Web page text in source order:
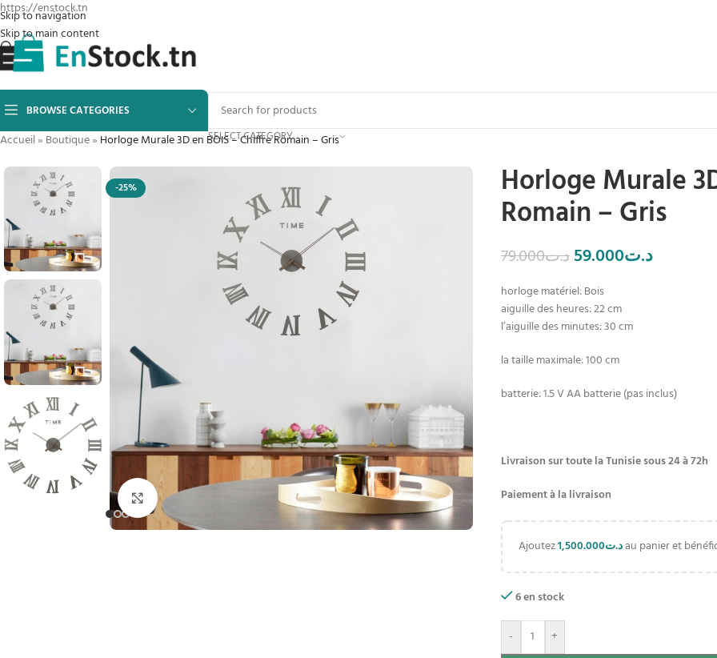
https://enstock.tn
Skip to navigation
Skip to main content
BROWSE CATEGORIES
SELECT CATEGORY
Accueil» Boutique» Horloge Murale 3D en BOIS – Chiffre Romain – Gris
-25%
Click to enlarge
Horloge Murale
Romain – Gris
د.ت79.000 د.ت59.000
horloge matériel: Bois
aiguille des heures: 22 cm
l’aiguille des minutes: 30 cm
la taille maximale: 100 cm
batterie: 1.5 V AA batterie (pas inclus)
Livraison sur toute la Tunisie sous 24 à 72h
Paiement à la livraison
Ajoutez د.ت1,500.000 au panier et
6 en stock
- +